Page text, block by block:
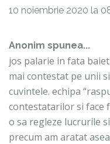
10 noiembrie 2020 la
Anonim spunea...
jos palarie in fata
mai contestat pe unii
cuvintele. echipa
contestatarilor si face
o sa regleze lucrurile
precum am aratat